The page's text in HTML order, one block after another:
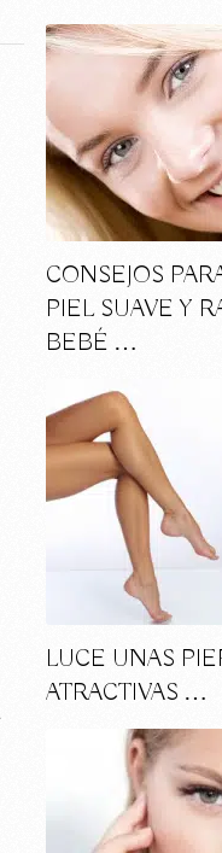
CONSEJOS
PIEL SUAVE Y
BEBÉ …
LUCE UNAS
ATRACTIVAS …